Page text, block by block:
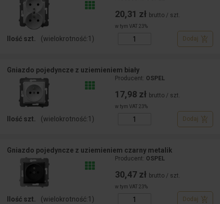
20,31 zł brutto / szt.
w tym VAT 23%
Ilość szt. (wielokrotność:1 ) Dodaj
Gniazdo pojedyncze z uziemieniem biały
Producent: OSPEL
17,98 zł brutto / szt.
w tym VAT 23%
Ilość szt. (wielokrotność:1 ) Dodaj
Gniazdo pojedyncze z uziemieniem czarny metalik
Producent: OSPEL
30,47 zł brutto / szt.
w tym VAT 23%
Ilość szt. (wielokrotność:1 ) Dodaj